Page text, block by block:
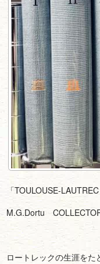
「TOULOUSE-
M.G.Dortu
ロートレックの生涯を